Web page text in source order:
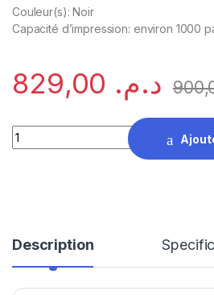
Couleur(s): Noir
Capacité d’impression: environ 1000
د.م.
HP 79A Noir (CF279A) - Toner HP
Description